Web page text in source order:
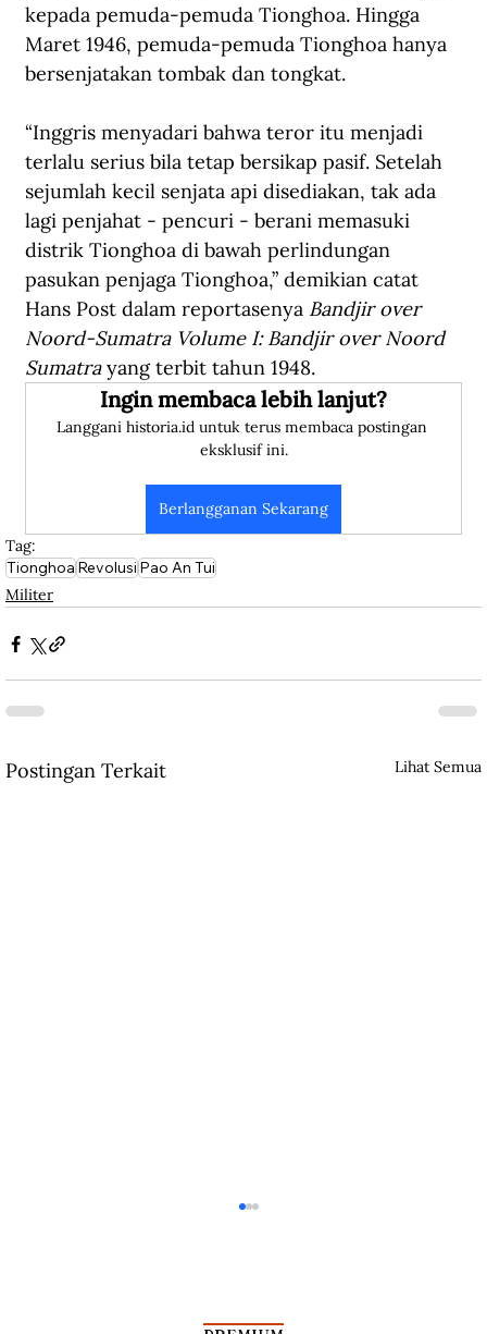
kepada pemuda-pemuda Tionghoa. Hingga
Maret 1946, pemuda-pemuda Tionghoa hanya
bersenjatakan tombak dan tongkat.
“Inggris menyadari bahwa teror itu menjadi
terlalu serius bila tetap bersikap pasif. Setelah
sejumlah kecil senjata api disediakan, tak ada
lagi penjahat - pencuri - berani memasuki
distrik Tionghoa di bawah perlindungan
pasukan penjaga Tionghoa,” demikian catat
Hans Post dalam reportasenya Bandjir over
Noord-Sumatra Volume I: Bandjir over Noord
Sumatra yang terbit tahun 1948.
Ingin membaca lebih lanjut?
Langgani historia.id untuk terus membaca postingan
eksklusif ini.
Berlangganan Sekarang
Tag:
TionghoaRevolusiPao An Tui
Militer
Postingan Terkait Lihat Semua